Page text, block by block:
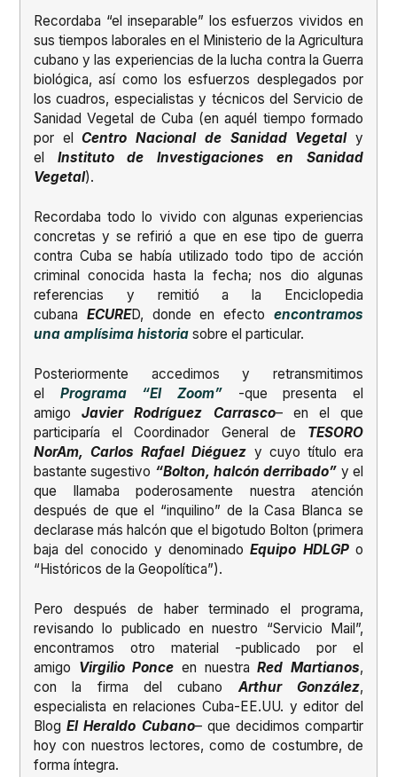
Recordaba “el inseparable” los esfuerzos vividos en
sus tiempos laborales en el Ministerio de la Agricultura
cubano y las experiencias de la lucha contra la Guerra
biológica, así como los esfuerzos desplegados por
los cuadros, especialistas y técnicos del Servicio de
Sanidad Vegetal de Cuba (en aquél tiempo formado
por elCentro Nacional de Sanidad Vegetaly
el Instituto de Investigaciones en Sanidad
Vegetal).
Recordaba todo lo vivido con algunas experiencias
concretas y se refirió a que en ese tipo de guerra
contra Cuba se había utilizado todo tipo de acción
criminal conocida hasta la fecha; nos dio algunas
referencias y remitió a la Enciclopedia
cubana ECURED, donde en efectoencontramos
una amplísima historia sobre el particular.
Posteriormente accedimos y retransmitimos
el Programa “El Zoom” -que presenta el
amigoJavier Rodríguez Carrasco– en el que
participaría el Coordinador General de TESORO
NorAm, Carlos Rafael Diéguez y cuyo título era
bastante sugestivo “Bolton, halcón derribado” y el
que llamaba poderosamente nuestra atención
después de que el “inquilino” de la Casa Blanca se
declarase más halcón que el bigotudo Bolton (primera
baja del conocido y denominadoEquipo HDLGPo
“Históricos de la Geopolítica”).
Pero después de haber terminado el programa,
revisando lo publicado en nuestro “Servicio Mail”,
encontramos otro material -publicado por el
amigo Virgilio Ponce en nuestraRed Martianos,
con la firma del cubano Arthur González,
especialista en relaciones Cuba-EE.UU. y editor del
BlogEl Heraldo Cubano– que decidimos compartir
hoy con nuestros lectores, como de costumbre, de
forma íntegra.